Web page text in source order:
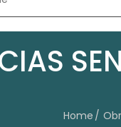
Home